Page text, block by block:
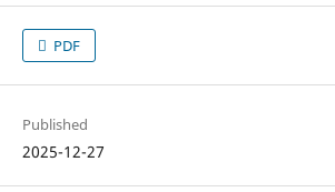
PDF
Published
2025-12-27